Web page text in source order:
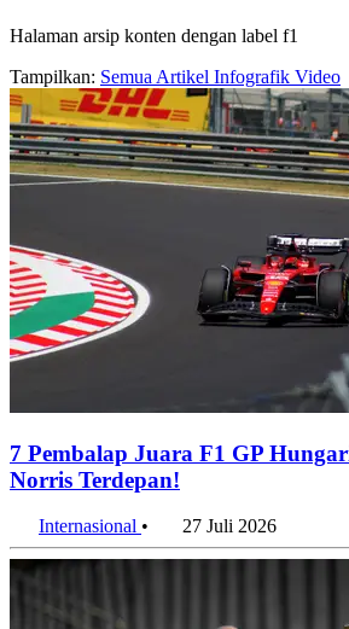
Halaman arsip konten dengan label f1
Tampilkan: Semua Artikel Infografik Video
7 Pembalap Juara F1 GP
Norris Terdepan!
Internasional • 27 Juli 2026